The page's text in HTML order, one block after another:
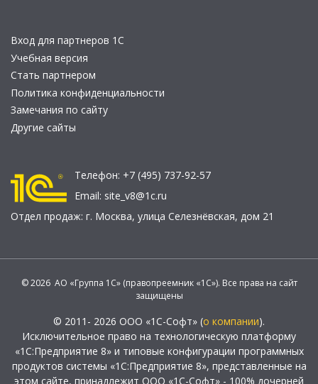
Вход для партнеров 1С
Учебная версия
Стать партнером
Политика конфиденциальности
Замечания по сайту
Другие сайты
Телефон: +7 (495) 737-92-57
Email: site_v8@1c.ru
Отдел продаж: г. Москва, улица Селезнёвская, дом 21
© 2026 АО «Группа 1С» (правопреемник «1С»). Все права на сайт
защищены
© 2011- 2026 ООО «1С-Софт» (о компании).
Исключительное право на технологическую платформу
«1С:Предприятие 8» и типовые конфигурации программных
продуктов системы «1С:Предприятие 8», представленные на
этом сайте, принадлежит ООО «1С-Софт» - 100% дочерней